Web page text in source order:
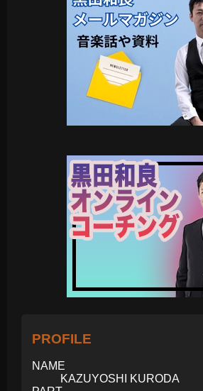
PROFILE
NAME
KAZUYOSHI KURODA